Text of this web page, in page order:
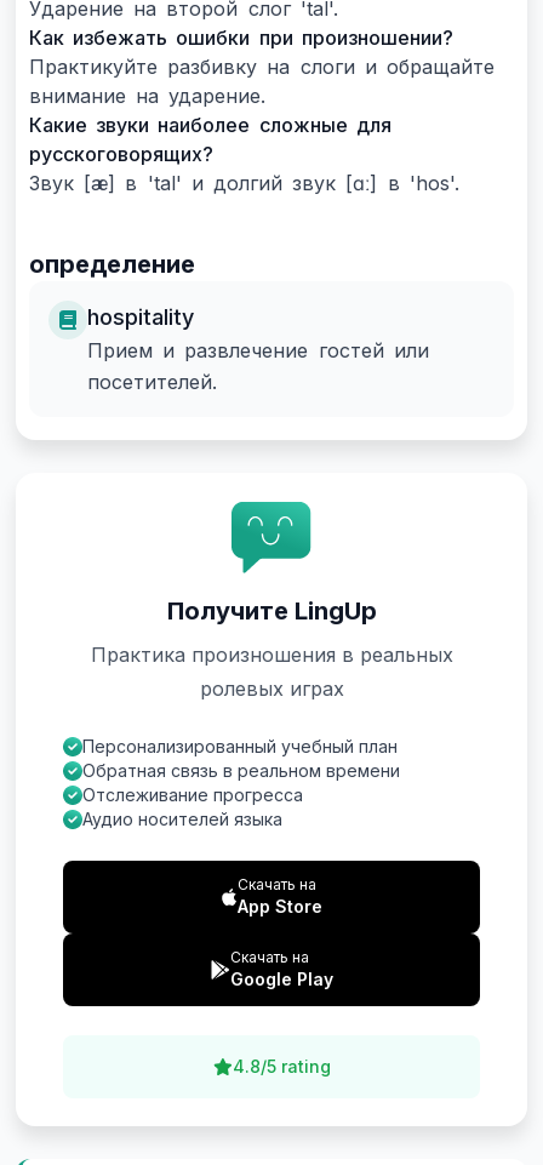
Ударение на второй слог 'tal'.
Как избежать ошибки при произношении?
Практикуйте разбивку на слоги и обращайте
внимание на ударение.
Какие звуки наиболее сложные для
русскоговорящих?
Звук [æ] в 'tal' и долгий звук [ɑː] в 'hos'.
определение
hospitality
Прием и развлечение гостей или
посетителей.
Получите LingUp
Практика произношения в реальных
ролевых играх
Персонализированный учебный план
Обратная связь в реальном времени
Отслеживание прогресса
Аудио носителей языка
Скачать на
App Store
Скачать на
Google Play
4.8/5 rating